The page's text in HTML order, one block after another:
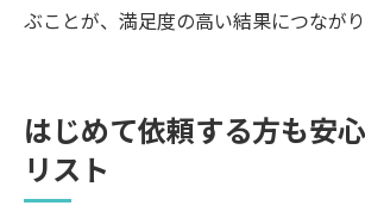
ぶことが、満足度の高い結果につながり
はじめて依頼する方も安
リスト